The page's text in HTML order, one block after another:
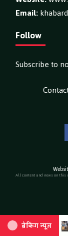
ब्रेकिंग न्यूज़
लेकर हुए
Email:
Follow
Subscribe to
All content and news on
ब्रेकिंग न्यूज़
कोटद्वार